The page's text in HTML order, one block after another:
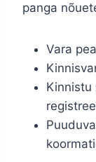
panga
Vara
Kinnistu